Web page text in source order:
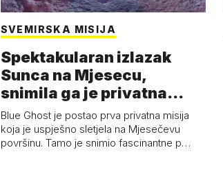
SVEMIRSKA MISIJA
Spektakularan izlazak
Sunca na Mjesecu,
snimila ga je privatna
letjelica - 'Pla…
Blue Ghost je postao prva privatna misija
koja je uspješno sletjela na Mjesečevu
površinu. Tamo je snimio fascinantne p…